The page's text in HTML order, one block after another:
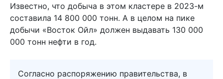
Известно, что добыча в этом кластере в 2023-м
составила 14 800 000 тонн. А в целом на пике
добычи «Восток Ойл» должен выдавать 130 000
000 тонн нефти в год.
Согласно распоряжению правительства, в